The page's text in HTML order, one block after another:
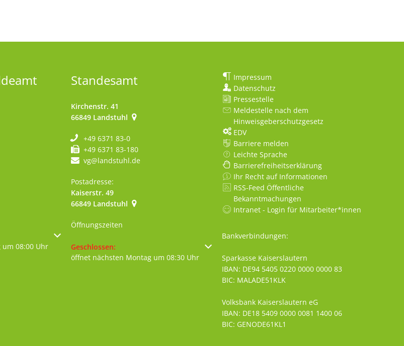
oder Schließzeiten auszublenden
08:00 Uhr
Standesamt
Kirchenstr. 41
66849 Landstuhl
+49 6371 83-0
+49 6371 83-180
vg@landstuhl.de
Postadresse:
Kaiserstr. 49
66849 Landstuhl
Öffnungszeiten
Klicken, um weitere Öffnungs- oder Schließzeiten auszublenden
Geschlossen:
öffnet nächsten Montag um 08:30 Uhr
Impressum
Datenschutz
Pressestelle
Meldestelle nach dem
Hinweisgeberschutzgesetz
EDV
Barriere melden
Leichte Sprache
Barrierefreiheitserklärung
Ihr Recht auf Informationen
RSS-Feed Öffentliche
Bekanntmachungen
Intranet - Login für Mitarbeiter*innen
Bankverbindungen:
Sparkasse Kaiserslautern
IBAN: DE94 5405 0220 0000 0000 83
BIC: MALADE51KLK
Volksbank Kaiserslautern eG
IBAN: DE18 5409 0000 0081 1400 06
BIC: GENODE61KL1